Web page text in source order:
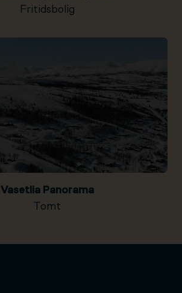
Fritidsbolig
Vasetlia Panorama
Tomt